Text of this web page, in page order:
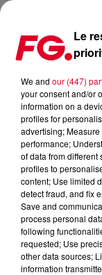
FG MIX DANCE :
Le
We and our (447)
your consent and/or
information on a
profiles for
advertising;
performance;
of data from
profiles to
content; Use limited
detect fraud, and fix
Save and
process personal
following
requested; Use
other data sources;
information